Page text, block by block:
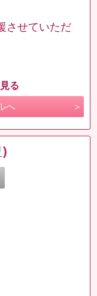
させていただ
る
へ
)